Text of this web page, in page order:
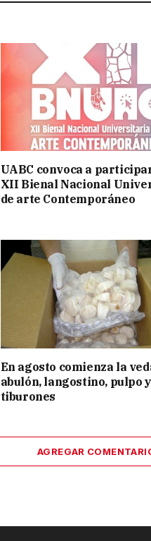
UABC convoca a
XII Bienal Nacional
de arte Contemporáneo
En agosto comienza la
abulón, langostino, pulpo y
tiburones
AGREGAR